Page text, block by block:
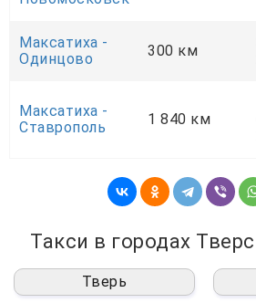
Максатиха -
Одинцово
300 км
Максатиха -
Ставрополь
1 840 км
Такси в городах
Тверь